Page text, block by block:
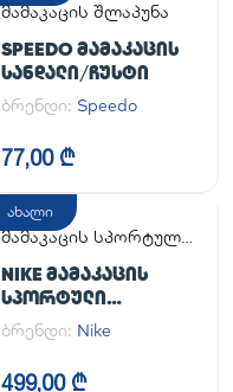
მამაკაცის შლაპუნა
SPEEDO ᲛᲐᲛᲐᲙᲐᲪᲘᲡ
ᲡᲐᲜᲓᲐᲚᲘ/ᲩᲣᲡᲢᲘ
ბრენდი: Speedo
77,00 ₾
ახალი
მამაკაცის სპორტული
NIKE ᲛᲐᲛᲐᲙᲐᲪᲘᲡ
ᲡᲞᲝᲠᲢᲣᲚᲘ
ᲤᲔᲮᲡᲐᲪᲛᲔᲚᲘ AIR
FORCE 1 '07
ბრენდი: Nike
499,00 ₾